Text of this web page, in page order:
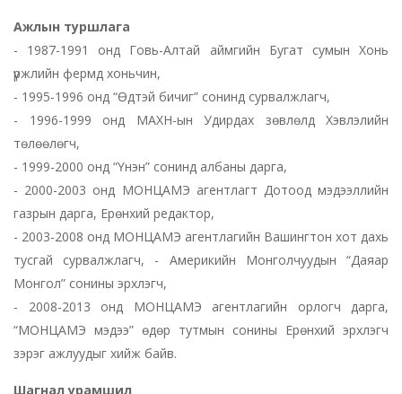
Ажлын туршлага
- 1987-1991 онд Говь-Алтай аймгийн Бугат сумын Хонь
үржлийн фермд хоньчин,
- 1995-1996 онд “Өдтэй бичиг” сонинд сурвалжлагч,
- 1996-1999 онд МАХН-ын Удирдах зөвлөлд Хэвлэлийн
төлөөлөгч,
- 1999-2000 онд “Үнэн” сонинд албаны дарга,
- 2000-2003 онд МОНЦАМЭ агентлагт Дотоод мэдээллийн
газрын дарга, Ерөнхий редактор,
- 2003-2008 онд МОНЦАМЭ агентлагийн Вашингтон хот дахь
тусгай сурвалжлагч, - Америкийн Монголчуудын “Даяар
Монгол” сонины эрхлэгч,
- 2008-2013 онд МОНЦАМЭ агентлагийн орлогч дарга,
“МОНЦАМЭ мэдээ” өдөр тутмын сонины Ерөнхий эрхлэгч
зэрэг ажлуудыг хийж байв.
Шагнал урамшил